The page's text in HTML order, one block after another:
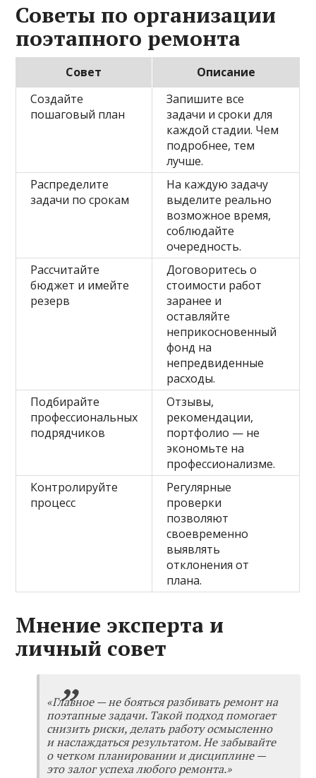
Советы по организации
поэтапного ремонта
Совет
Описание
Создайте
пошаговый план
Запишите все
задачи и сроки для
каждой стадии. Чем
подробнее, тем
лучше.
Распределите
задачи по срокам
На каждую задачу
выделите реально
возможное время,
соблюдайте
очередность.
Рассчитайте
бюджет и имейте
резерв
Договоритесь о
стоимости работ
заранее и
оставляйте
неприкосновенный
фонд на
непредвиденные
расходы.
Подбирайте
профессиональных
подрядчиков
Отзывы,
рекомендации,
портфолио — не
экономьте на
профессионализме.
Контролируйте
процесс
Регулярные
проверки
позволяют
своевременно
выявлять
отклонения от
плана.
Мнение эксперта и
личный совет
«Главное — не бояться разбивать ремонт на
поэтапные задачи. Такой подход помогает
снизить риски, делать работу осмысленно
и наслаждаться результатом. Не забывайте
о четком планировании и дисциплине —
это залог успеха любого ремонта.»